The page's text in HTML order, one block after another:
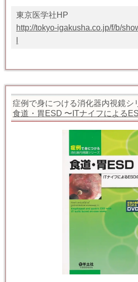
東京医学社HP
http://tokyo-igakusha.co.jp/f/b/
症例で身につける消化器内視鏡シ
食道・胃ESD 〜ITナイフによる